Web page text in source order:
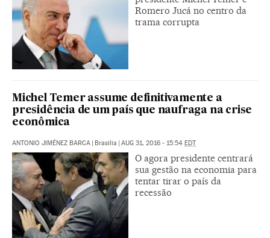
Romero Jucá no centro da
trama corrupta
Michel Temer assume definitivamente a
presidência de um país que naufraga na crise
econômica
ANTONIO JIMÉNEZ BARCA | Brasilia | AUG 31, 2016 - 15:54 EDT
O agora presidente centrará
sua gestão na economia para
tentar tirar o país da
recessão